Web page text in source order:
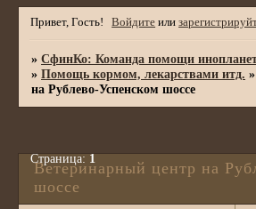
Привет, Гость! Войдите или
»СфинКо: Команда помощи
»Помощь кормом, лекарствами итд.
на Рублево-Успенском шоссе
Ветеринарный центр на
шоссе
Страница:1